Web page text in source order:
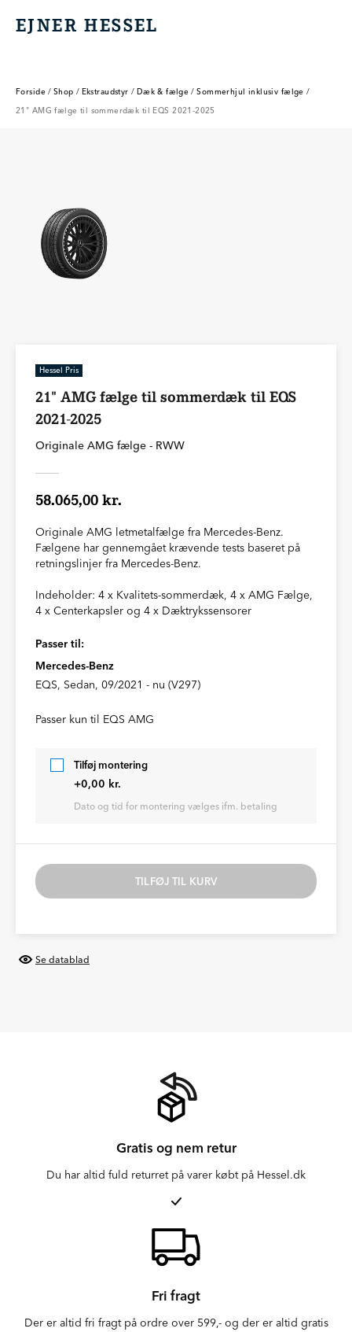
EJNER HESSEL
EJNER HESSEL
Forside / Shop / Ekstraudstyr / Dæk & fælge / Sommerhjul inklusiv fælge /
21" AMG fælge til sommerdæk til EQS 2021-2025
Hessel Pris
21" AMG fælge til sommerdæk til EQS
2021-2025
Originale AMG fælge - RWW
58.065,00 kr.
Originale AMG letmetalfælge fra Mercedes-Benz.
Fælgene har gennemgået krævende tests baseret på
retningslinjer fra Mercedes-Benz.
Indeholder: 4 x Kvalitets-sommerdæk, 4 x AMG Fælge,
4 x Centerkapsler og 4 x Dæktrykssensorer
Passer til:
Mercedes-Benz
EQS, Sedan, 09/2021 - nu (V297)
Passer kun til EQS AMG
Tilføj montering
+0,00 kr.
Dato og tid for montering vælges ifm. betaling
TILFØJ TIL KURV
Se datablad
Gratis og nem retur
Du har altid fuld returret på varer købt på Hessel.dk
Fri fragt
Der er altid fri fragt på ordre over 599,- og der er altid gratis